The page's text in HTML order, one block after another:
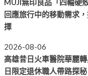
MUJI無印良品「四輪硬
回應旅行中的移動需求
擇
2026-08-06
高雄昔日火車醫院華麗
日限定退休職人帶路探